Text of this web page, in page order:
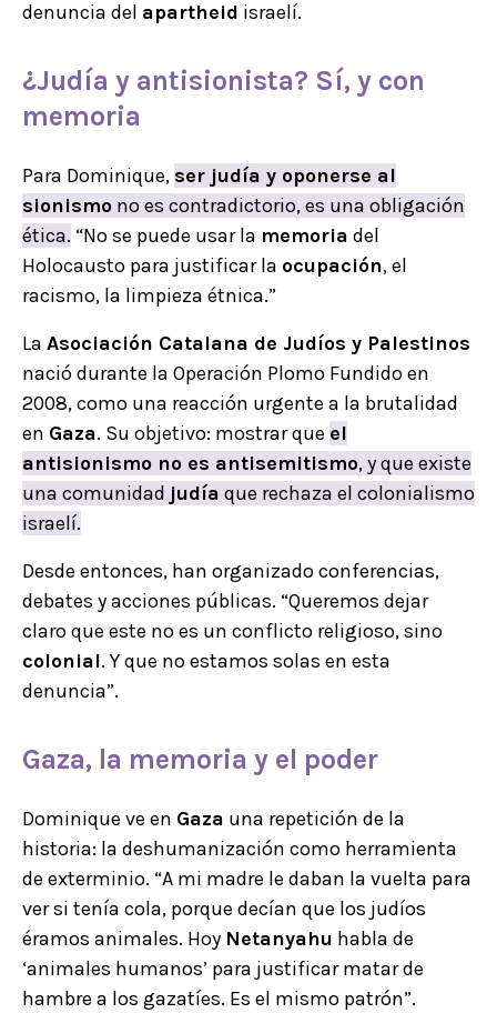
denuncia del apartheid israelí.
¿Judía y antisionista? Sí, y con
memoria
Para Dominique, ser judía y oponerse al
sionismo no es contradictorio, es una obligación
ética. “No se puede usar la memoria del
Holocausto para justificar la ocupación, el
racismo, la limpieza étnica.”
La Asociación Catalana de Judíos y Palestinos
nació durante la Operación Plomo Fundido en
2008, como una reacción urgente a la brutalidad
en Gaza. Su objetivo: mostrar que el
antisionismo no es antisemitismo, y que existe
una comunidad judía que rechaza el colonialismo
israelí.
Desde entonces, han organizado conferencias,
debates y acciones públicas. “Queremos dejar
claro que este no es un conflicto religioso, sino
colonial. Y que no estamos solas en esta
denuncia”.
Gaza, la memoria y el poder
Dominique ve en Gaza una repetición de la
historia: la deshumanización como herramienta
de exterminio. “A mi madre le daban la vuelta para
ver si tenía cola, porque decían que los judíos
éramos animales. Hoy Netanyahu habla de
‘animales humanos’ para justificar matar de
hambre a los gazatíes. Es el mismo patrón”.